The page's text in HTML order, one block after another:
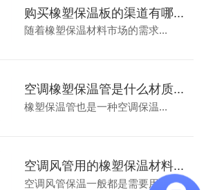
购买橡塑保温板的渠道有哪...
随着橡塑保温材料市场的需求...
空调橡塑保温管是什么材质...
橡塑保温管也是一种空调保温...
空调风管用的橡塑保温材料...
空调风管保温一般都是需要用...